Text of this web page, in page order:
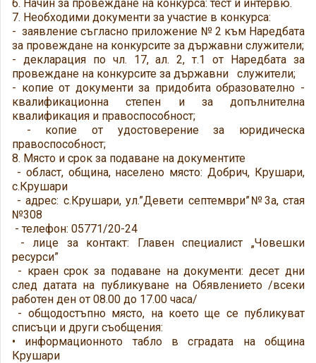
6. Начин за провеждане на конкурса: тест и интервю.
7. Необходими документи за участие в конкурса:
- заявление съгласно приложение № 2 към Наредбата
за провеждане на конкурсите за държавни служители;
- декларация по чл. 17, ал. 2, т.1 от Наредбата за
провеждане на конкурсите за държавни служители;
- копие от документи за придобита образователно -
квалификационна степен и за допълнителна
квалификация и правоспособност;
- копие от удостоверение за юридическа
правоспособност;
8. Място и срок за подаване на документите
- област, община, населено място: Добрич, Крушари,
с.Крушари
- адрес: с.Крушари, ул.”Девети септември”№3а, стая
№308
- телефон: 05771/20-24
- лице за контакт: Главен специалист „Човешки
ресурси”
- краен срок за подаване на документи: десет дни
след датата на публикуване на Обявлението /всеки
работен ден от 08.00 до 17.00 часа/
- общодостъпно място, на което ще се публикуват
списъци и други съобщения:
• информационното табло в сградата на община
Крушари